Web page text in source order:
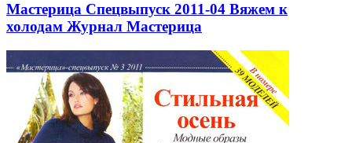
Мастерица Спецвыпуск 2011-04 Вяжем к
холодам Журнал Мастерица